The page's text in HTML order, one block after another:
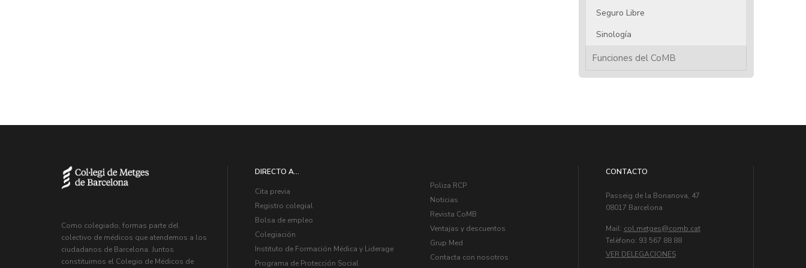
Seguro Libre
Sinología
Funciones del CoMB
Como colegiado, formas parte del
colectivo de médicos que atendemos a los
ciudadanos de Barcelona. Juntos
constituimos el Colegio de Médicos de
DIRECTO A...
Cita previa
Registro colegial
Bolsa de empleo
Colegiación
Instituto de Formación Médica y Liderage
Programa de Protección Social
Poliza RCP
Noticias
Revista CoMB
Ventajas y descuentos
Grup Med
Contacta con nosotros
CONTACTO
Passeig de la Bonanova, 47
08017 Barcelona
Mail: col.metges
Telèfono: 93 567 88 88
VER DELEGACIONES